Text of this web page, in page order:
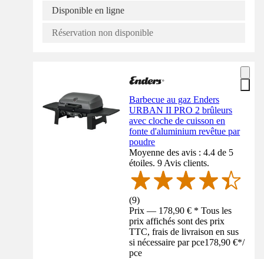
Disponible en ligne
Réservation non disponible
Barbecue au gaz Enders
URBAN II PRO 2 brûleurs
avec cloche de cuisson en
fonte d'aluminium revêtue par
poudre
Moyenne des avis : 4.4 de 5
étoiles. 9 Avis clients.
(9)
Prix — 178,90 € * Tous les
prix affichés sont des prix
TTC, frais de livraison en sus
si nécessaire par pce178,90 €*/
pce